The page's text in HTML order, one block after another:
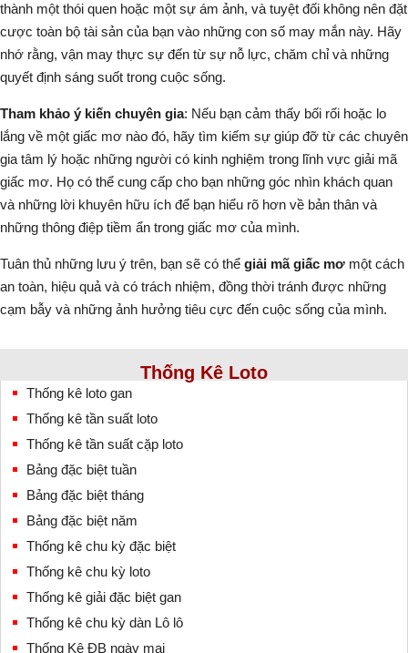
thành một thói quen hoặc một sự ám ảnh, và tuyệt đối không nên đặt
cược toàn bộ tài sản của bạn vào những con số may mắn này. Hãy
nhớ rằng, vận may thực sự đến từ sự nỗ lực, chăm chỉ và những
quyết định sáng suốt trong cuộc sống.
Tham khảo ý kiến chuyên gia: Nếu bạn cảm thấy bối rối hoặc lo
lắng về một giấc mơ nào đó, hãy tìm kiếm sự giúp đỡ từ các chuyên
gia tâm lý hoặc những người có kinh nghiệm trong lĩnh vực giải mã
giấc mơ. Họ có thể cung cấp cho bạn những góc nhìn khách quan
và những lời khuyên hữu ích để bạn hiểu rõ hơn về bản thân và
những thông điệp tiềm ẩn trong giấc mơ của mình.
Tuân thủ những lưu ý trên, bạn sẽ có thể giải mã giấc mơ một cách
an toàn, hiệu quả và có trách nhiệm, đồng thời tránh được những
cạm bẫy và những ảnh hưởng tiêu cực đến cuộc sống của mình.
Thống Kê Loto
Thống kê loto gan
Thống kê tần suất loto
Thống kê tần suất cặp loto
Bảng đặc biệt tuần
Bảng đặc biệt tháng
Bảng đặc biệt năm
Thống kê chu kỳ đặc biệt
Thống kê chu kỳ loto
Thống kê giải đặc biệt gan
Thống kê chu kỳ dàn Lô lô
Thống Kê ĐB ngày mai